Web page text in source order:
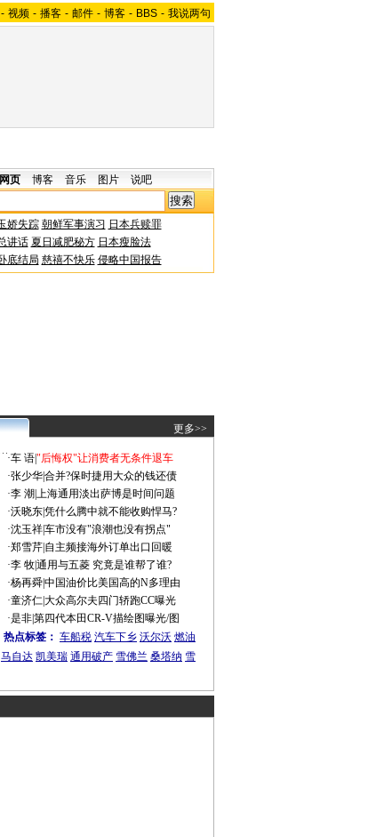
- 视频 - 播客 - 邮件 - 博客 - BBS - 我说两句
网页 博客 音乐 图片 说吧
娇失踪 朝鲜军事演习 日本兵赎罪
讲话 夏日减肥秘方 日本瘦脸法
底结局 慈禧不快乐 侵略中国报告
更多>>
·车 语|"后悔权"让消费者无条件退车
·张少华|合并?保时捷用大众的钱还债
·李 潮 上海通用淡出萨博是时间问题
·沃晓东|凭什么腾中就不能收购悍马?
·沈玉祥|车市没有"浪潮也没有拐点"
·郑雪芹| 自主频接海外订单出口回暖
·李 牧|通用与五菱 究竟是谁帮了谁?
·杨再舜|中国油价比美国高的N多理由
·童济仁|大众高尔夫四门轿跑CC曝光
·是非|第四代本田CR-V描绘图曝光/图
热点标签： 车船税 汽车下乡 沃尔沃 燃油
马自达 凯美瑞 通用破产 雪佛兰 桑塔纳 雪